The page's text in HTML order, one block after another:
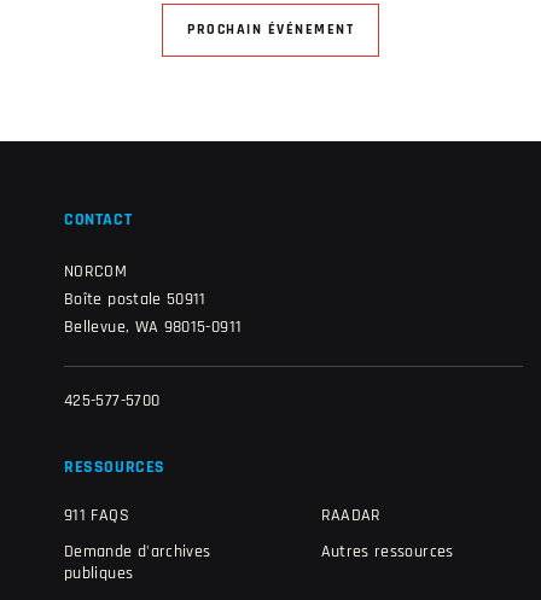
PROCHAIN ÉVÉNEMENT
CONTACT
NORCOM
Boîte postale 50911
Bellevue, WA 98015-0911
425-577-5700
RESSOURCES
911 FAQS
Demande d'archives
publiques
RAADAR
Autres ressources